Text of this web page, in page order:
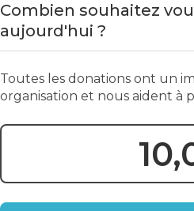
Combien souhaitez
aujourd'hui ?
Toutes les donations ont un
organisation et nous aident à